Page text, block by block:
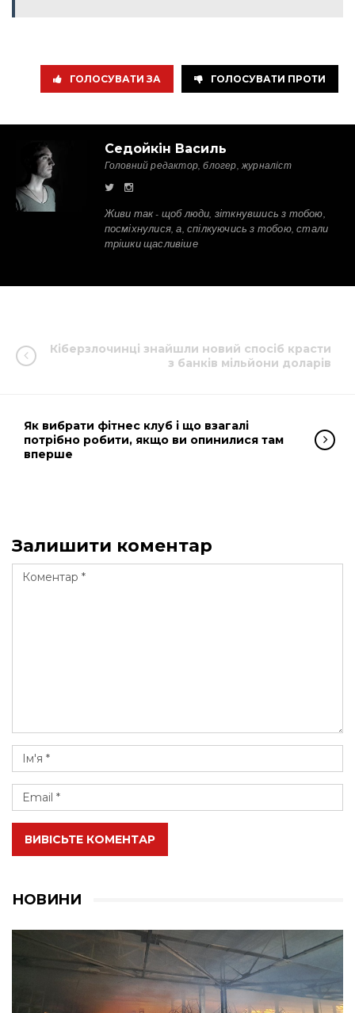
ГОЛОСУВАТИ ЗА ГОЛОСУВАТИ ПРОТИ
Седойкін Василь
Головний редактор, блогер, журналіст
Живи так - щоб люди, зіткнувшись з тобою,
посміхнулися, а, спілкуючись з тобою, стали
трішки щасливіше
Кіберзлочинці знайшли новий спосіб красти
з банків мільйони доларів
Як вибрати фітнес клуб і що взагалі
потрібно робити, якщо ви опинилися там
вперше
Залишити коментар
ВИВІСЬТЕ КОМЕНТАР
НОВИНИ